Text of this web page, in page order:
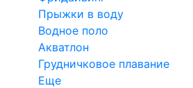
Прыжки в воду
Водное поло
Акватлон
Грудничковое плавание
Еще